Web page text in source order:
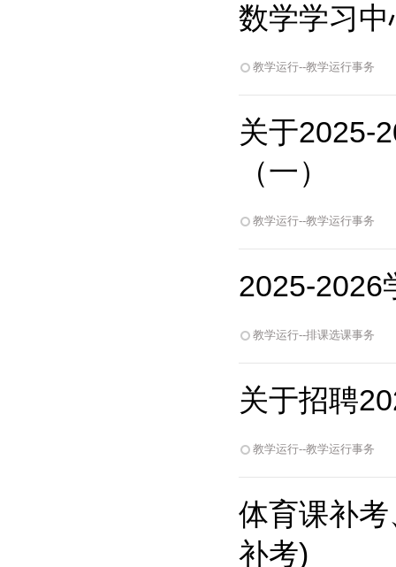
数学学习
教学运行--教学运行事务
关于2025-
（一）
教学运行--教学运行事务
2025-2026
教学运行--排课选课事务
关于招聘
教学运行--教学运行事务
体育课补
补考)